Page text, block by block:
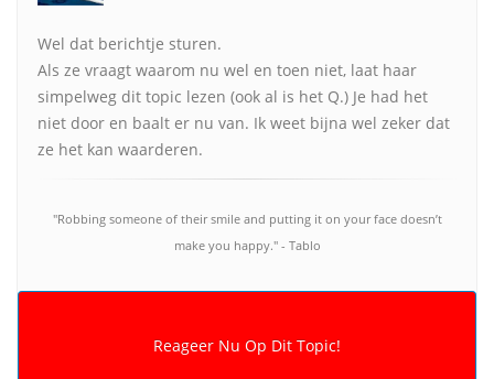
Wel dat berichtje sturen.
Als ze vraagt waarom nu wel en toen niet, laat haar
simpelweg dit topic lezen (ook al is het Q.) Je had het
niet door en baalt er nu van. Ik weet bijna wel zeker dat
ze het kan waarderen.
"Robbing someone of their smile and putting it on your face doesn’t
make you happy." - Tablo